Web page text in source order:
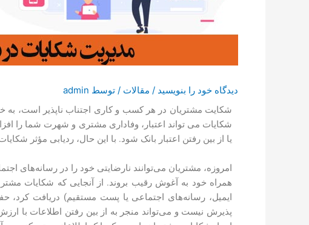
دیدگاه‌ خود را بنویسید / مقالات / توسط admin
شکایت مشتریان در هر کسب و کاری اجتناب ناپذیر است،
شکایات می تواند اعتبار، وفاداری مشتری و شهرت شما را
یا از بین رفتن اعتبار بانک شود. با این حال، ردیابی مؤثر
امروزه، مشتریان می‌توانند نارضایتی خود را در رسانه‌های
همراه خود به آغوش رقیب بروند. از آنجایی که شکایات
ایمیل، رسانه‌های اجتماعی یا پست مستقیم) دریافت
پذیرش نیست و می‌تواند منجر به از بین رفتن اطلاعات با